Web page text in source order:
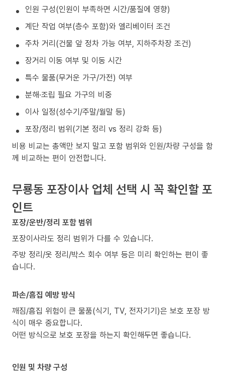
인원 구성(인원이 부족하면 시간/품질에 영향)
계단 작업 여부(층수 포함)와 엘리베이터 조건
주차 거리(건물 앞 정차 가능 여부, 지하주차장 조건)
장거리 이동 여부 및 이동 시간
특수 물품(무거운 가구/가전) 여부
분해·조립 필요 가구의 비중
이사 일정(성수기/주말/월말 등)
포장/정리 범위(기본 정리 vs 정리 강화 등)
비용 비교는 총액만 보지 말고 포함 범위와 인원/차량 구성을 함
께 비교하는 편이 안전합니다.
무룡동 포장이사 업체 선택 시 꼭 확인할 포
인트
포장/운반/정리 포함 범위
포장이사라도 정리 범위가 다를 수 있습니다.
주방 정리/옷 정리/박스 회수 여부 등은 미리 확인하는 편이 좋
습니다.
파손/흠집 예방 방식
깨짐/흠집 위험이 큰 물품(식기, TV, 전자기기)은 보호 포장 방
식이 매우 중요합니다.
어떤 방식으로 보호 포장을 하는지 확인해두면 좋습니다.
인원 및 차량 구성